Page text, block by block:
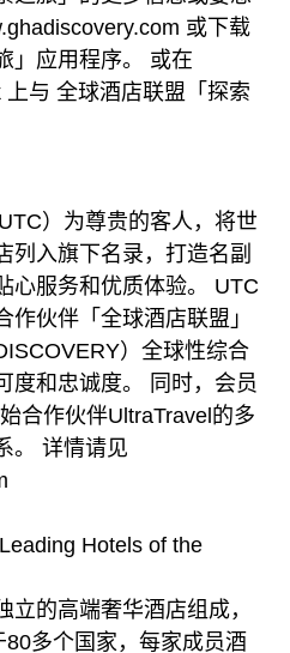
或下载
」应用程序。 或在
与 全球酒店联盟「探索
）为尊贵的客人，将世
列入旗下名录，打造名副
心服务和优质体验。 UTC
伙伴「全球酒店联盟」
）全球性综合
度和忠诚度。 同时，会员
合作伙伴UltraTravel的多
。 详情请见
Hotels of the
的高端奢华酒店组成，
多个国家，每家成员酒